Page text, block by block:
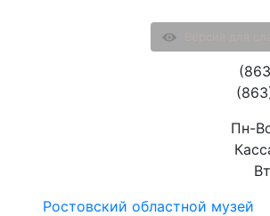
Ростовский областной музей
Пн-